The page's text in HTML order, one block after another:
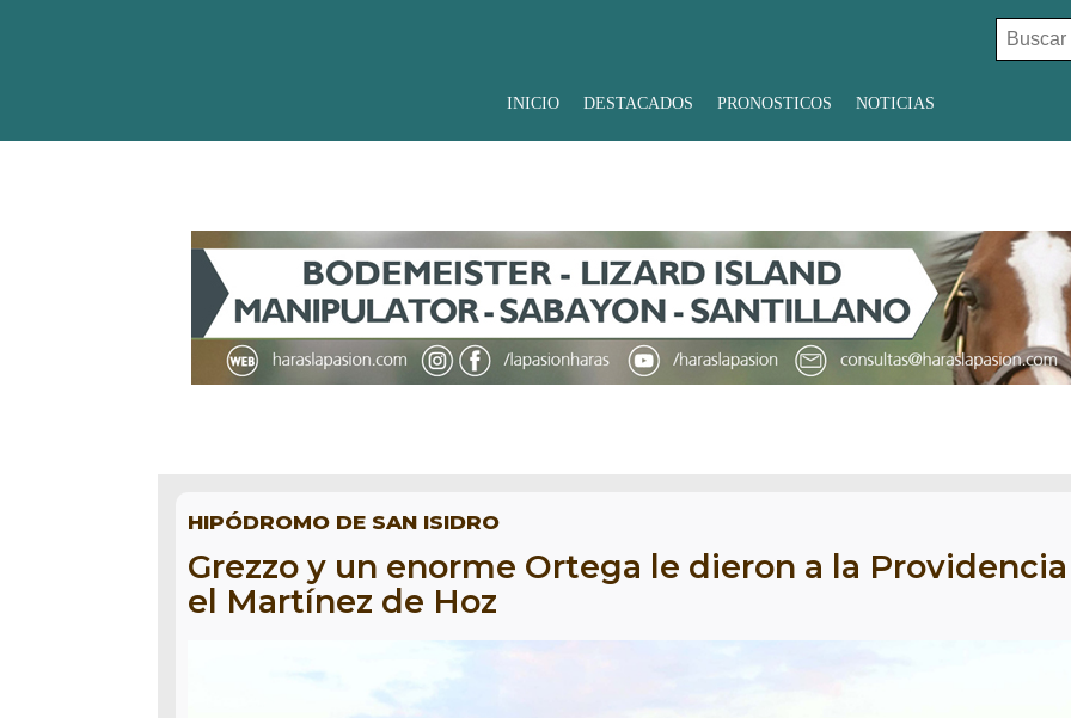
Buscar:
INICIO DESTACADOS PRONOSTICOS NOTICIAS
HIPÓDROMO DE SAN ISIDRO
Grezzo y un enorme Ortega le dieron a la Providencia
el Martínez de Hoz